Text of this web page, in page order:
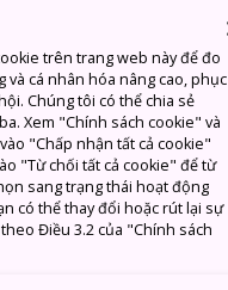
trên trang web này để đo
cá nhân hóa nâng cao, phục
Chúng tôi có thể chia sẻ
Xem "Chính sách cookie" và
"Chấp nhận tất cả cookie"
"Từ chối tất cả cookie" để từ
sang trạng thái hoạt động
có thể thay đổi hoặc rút lại sự
Điều 3.2 của "Chính sách